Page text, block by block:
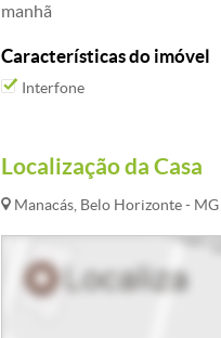
manhã
Características do imóvel
Interfone
Localização da Casa
Manacás, Belo Horizonte - MG